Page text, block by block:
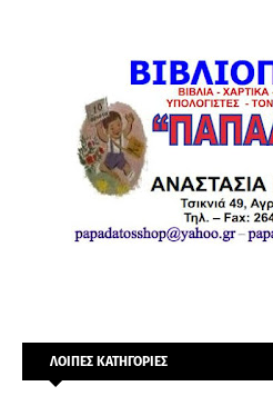
ΛΟΙΠΕΣ ΚΑΤΗΓΟΡΙΕΣ